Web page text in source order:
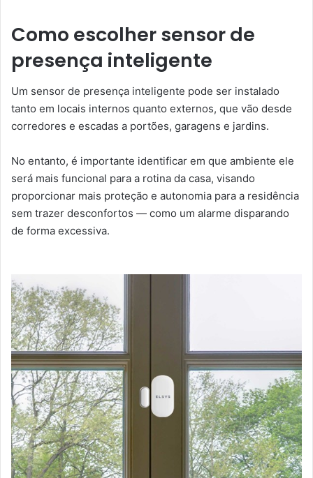
Como escolher sensor de
presença inteligente
Um sensor de presença inteligente pode ser instalado
tanto em locais internos quanto externos, que vão desde
corredores e escadas a portões, garagens e jardins.
No entanto, é importante identificar em que ambiente ele
será mais funcional para a rotina da casa, visando
proporcionar mais proteção e autonomia para a residência
sem trazer desconfortos — como um alarme disparando
de forma excessiva.